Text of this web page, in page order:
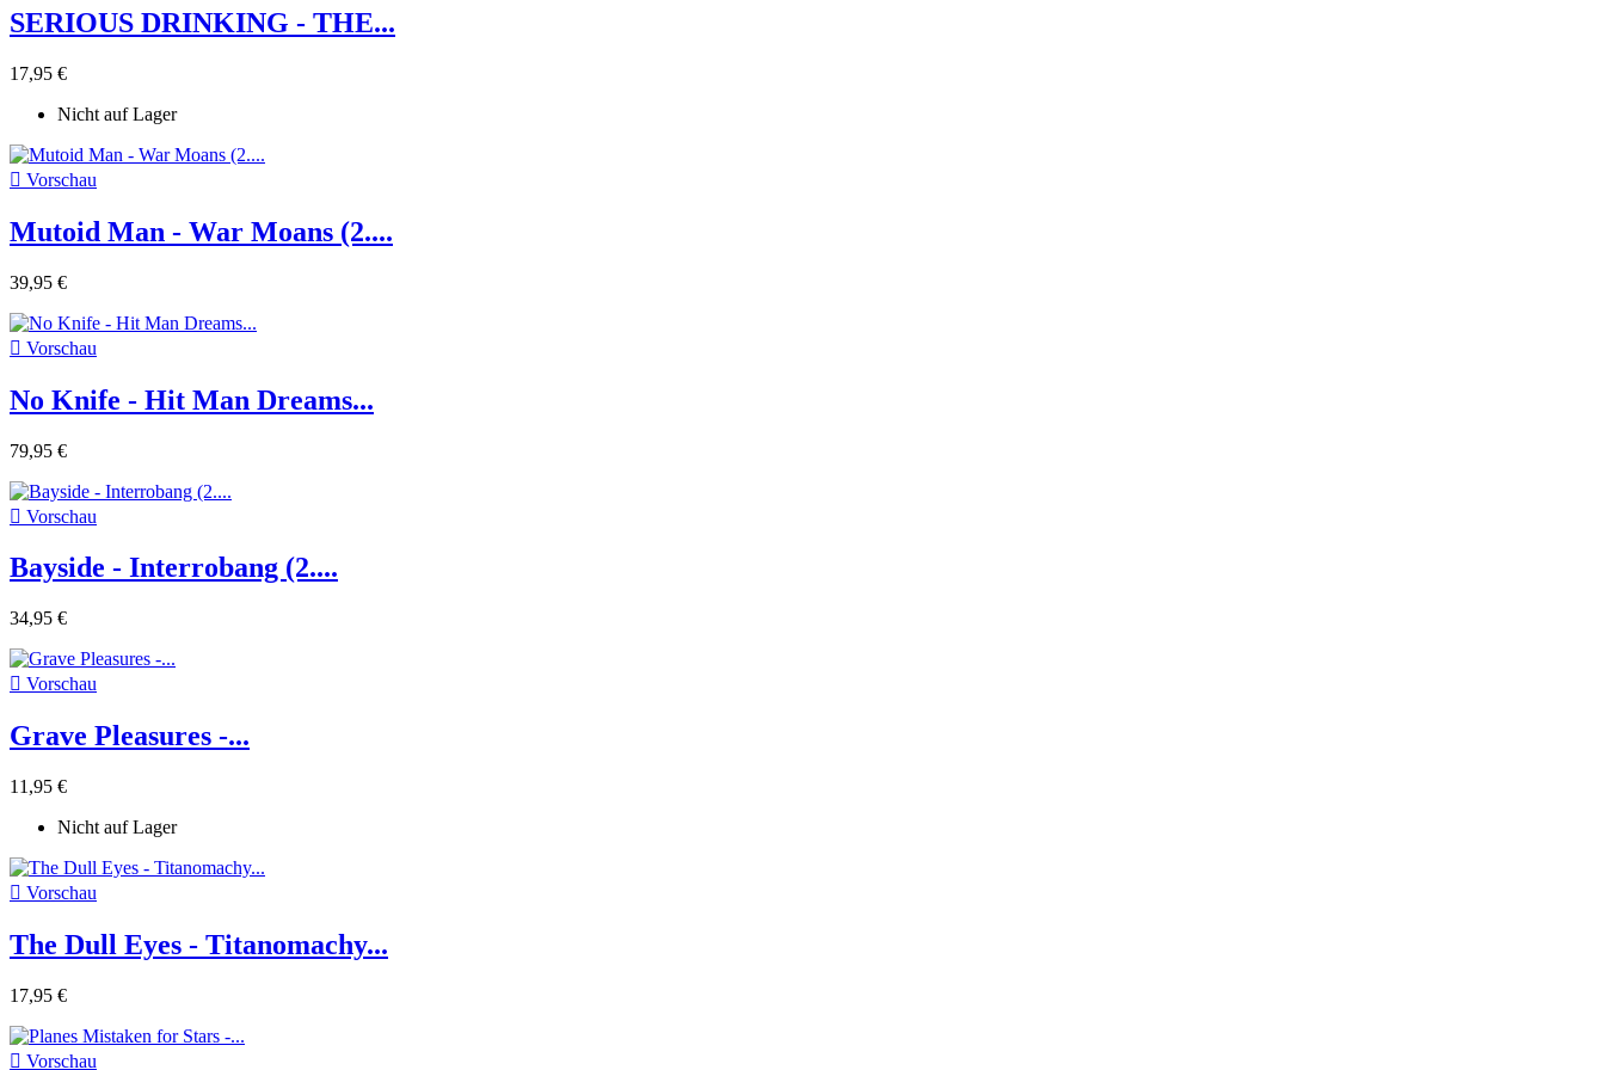
SERIOUS DRINKING - THE...
17,95 €
Nicht auf Lager
 Vorschau
Mutoid Man - War Moans (2....
39,95 €
 Vorschau
No Knife - Hit Man Dreams...
79,95 €
 Vorschau
Bayside - Interrobang (2....
34,95 €
 Vorschau
Grave Pleasures -...
11,95 €
Nicht auf Lager
 Vorschau
The Dull Eyes - Titanomachy...
17,95 €
 Vorschau